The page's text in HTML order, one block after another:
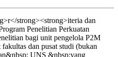
strong><strong>iteria dan
Penelitian Perkuatan
bagi unit pengelola P2M
dan pusat studi (bukan
UNS &nbsp;yang